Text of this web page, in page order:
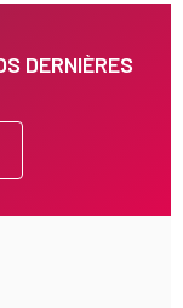
DERNIÈRES